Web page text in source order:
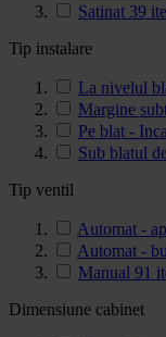
Satinat 39
Tip instalare
La nivelul
Margine
Pe blat -
Sub blatul
Tip ventil
Automat -
Automat -
Manual 91
Dimensiune cabinet